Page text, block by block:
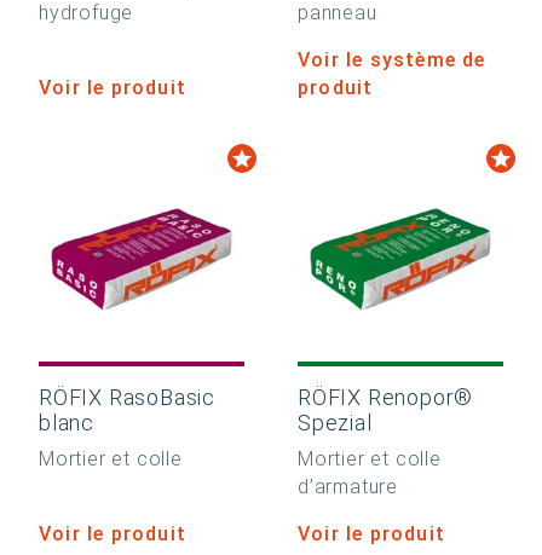
hydrofuge
Voir le produit
panneau
Voir le système de
produit
RÖFIX RasoBasic
blanc
Mortier et colle
Voir le produit
RÖFIX Renopor®
Spezial
Mortier et colle
d’armature
Voir le produit